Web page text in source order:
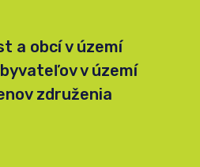
a obcí v území
v území
združenia